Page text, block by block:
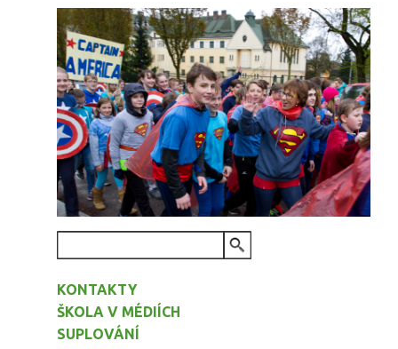
KONTAKTY
ŠKOLA V MÉDIÍCH
SUPLOVÁNÍ